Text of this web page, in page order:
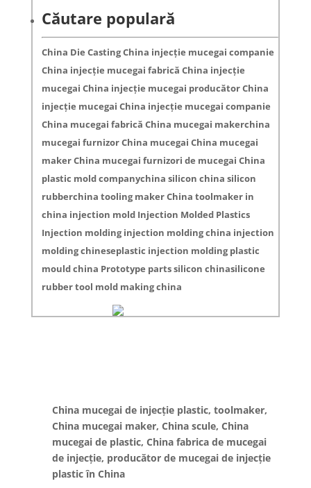
Căutare populară
China Die Casting China injecție mucegai companie
China injecție mucegai fabrică China injecție
mucegai China injecție mucegai producător China
injecție mucegai China injecție mucegai companie
China mucegai fabrică China mucegai makerchina
mucegai furnizor China mucegai China mucegai
maker China mucegai furnizori de mucegai China
plastic mold companychina silicon china silicon
rubberchina tooling maker China toolmaker in
china injection mold Injection Molded Plastics
Injection molding injection molding china injection
molding chineseplastic injection molding plastic
mould china Prototype parts silicon chinasilicone
rubber tool mold making china
China mucegai de injecție plastic, toolmaker,
China mucegai maker, China scule, China
mucegai de plastic, China fabrica de mucegai
de injecție, producător de mucegai de injecție
plastic în China